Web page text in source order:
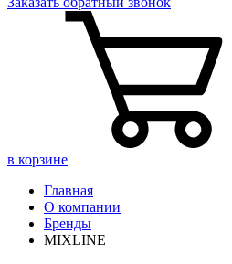
в корзине
Главная
О компании
Бренды
MIXLINE